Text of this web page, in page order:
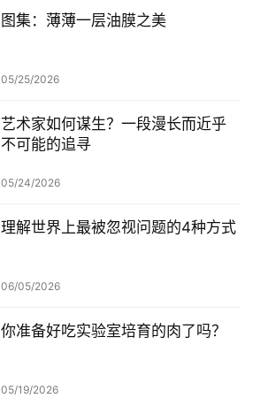
图集：薄薄一层油膜之美
05/25/2026
艺术家如何谋生？一段漫长而近乎
不可能的追寻
05/24/2026
理解世界上最被忽视问题的4种方式
06/05/2026
你准备好吃实验室培育的肉了吗？
05/19/2026